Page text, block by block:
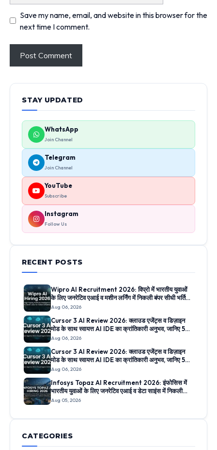
Save my name, email, and website in this browser for the
next time I comment.
STAY UPDATED
WhatsApp
Join Channel
Telegram
Join Channel
YouTube
Subscribe
Instagram
Follow Us
RECENT POSTS
Wipro AI Recruitment 2026: विप्रो में भारतीय युवाओं
के लिए जनरेटिव एआई व मशीन लर्निंग में निकली बंपर सीधी भर्तियां,
जानिए आवेदन लिंक
Aug 06, 2026
Cursor 3 AI Review 2026: क्लाउड एजेंट्स व डिज़ाइन
मोड के साथ स्वायत्त AI IDE का क्रांतिकारी अनुभव, जानिए 5
सबसे बड़े फीचर्स
Aug 06, 2026
Cursor 3 AI Review 2026: क्लाउड एजेंट्स व डिज़ाइन
मोड के साथ स्वायत्त AI IDE का क्रांतिकारी अनुभव, जानिए 5
सबसे बड़े फीचर्स
Aug 06, 2026
Infosys Topaz AI Recruitment 2026: इंफोसिस में
भारतीय युवाओं के लिए जनरेटिव एआई व डेटा साइंस में निकली
सीधी भर्तियां, जानिए आवेदन लिंक
Aug 05, 2026
CATEGORIES